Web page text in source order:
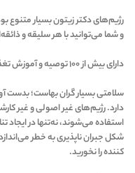
رژیم‌های دکتر زیتون بسیار متنوع
و شما می‌توانید با هر سلیقه و
دارای بیش از ۱۰۰ توصیه و آموزش تغذیه کاربردی در زمین‌های مختلف...
سلامتی بسیار گران بهاست؛ بدست
دارد. رژیم‌های غیر اصولی و غیر
استفاده می‌شوند، نه‌تنها در ایجاد
شکل جبران ناپذیری به خطر
کننده را نخورید.